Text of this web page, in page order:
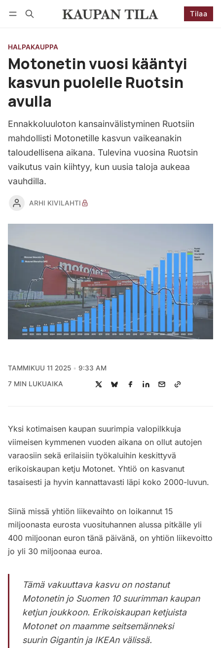
Tilaa
HALPAKAUPPA
Motonetin vuosi kääntyi
kasvun puolelle Ruotsin
avulla
Ennakkoluuloton kansainvälistyminen Ruotsiin
mahdollisti Motonetille kasvun vaikeanakin
taloudellisena aikana. Tulevina vuosina Ruotsin
vaikutus vain kiihtyy, kun uusia taloja aukeaa
vauhdilla.
ARHI KIVILAHTI
TAMMIKUU 11 2025 9:33 AM
7 MIN LUKUAIKA
Yksi kotimaisen kaupan suurimpia valopilkkuja
viimeisen kymmenen vuoden aikana on ollut autojen
varaosiin sekä erilaisiin työkaluihin keskittyvä
erikoiskaupan ketju Motonet. Yhtiö on kasvanut
tasaisesti ja hyvin kannattavasti läpi koko 2000-luvun.
Siinä missä yhtiön liikevaihto on loikannut 15
miljoonasta eurosta vuosituhannen alussa pitkälle yli
400 miljoonan euron tänä päivänä, on yhtiön liikevoitto
jo yli 30 miljoonaa euroa.
Tämä vakuuttava kasvu on nostanut
Motonetin jo Suomen 10 suurimman kaupan
ketjun joukkoon. Erikoiskaupan ketjuista
Motonet on maamme seitsemänneksi
suurin Gigantin ja IKEAn välissä.